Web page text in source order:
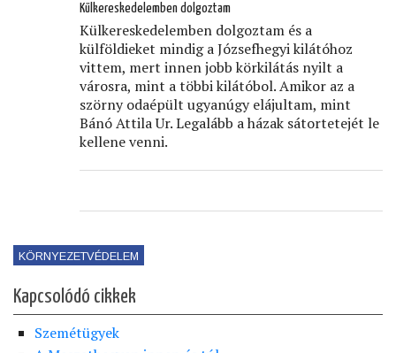
Külkereskedelemben dolgoztam
Külkereskedelemben dolgoztam és a
külföldieket mindig a Józsefhegyi kilátóhoz
vittem, mert innen jobb körkilátás nyilt a
városra, mint a többi kilátóbol. Amikor az a
szörny odaépült ugyanúgy elájultam, mint
Bánó Attila Ur. Legalább a házak sátortetejét le
kellene venni.
KÖRNYEZETVÉDELEM
Kapcsolódó cikkek
Szemétügyek